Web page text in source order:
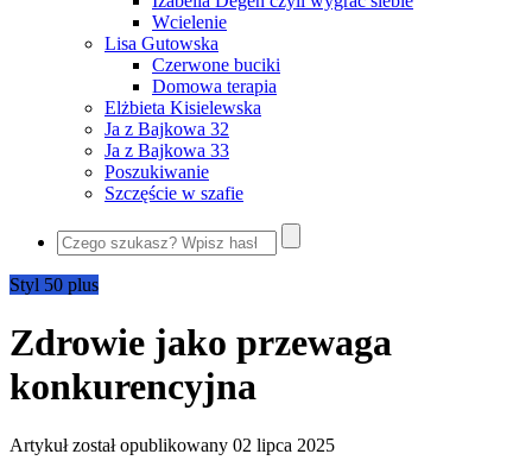
Wcielenie
Lisa Gutowska
Czerwone buciki
Domowa terapia
Elżbieta Kisielewska
Ja z Bajkowa 32
Ja z Bajkowa 33
Poszukiwanie
Szczęście w szafie
Styl 50 plus
Zdrowie jako przewaga
konkurencyjna
Artykuł został opublikowany 02 lipca 2025